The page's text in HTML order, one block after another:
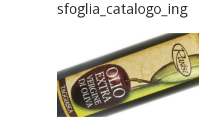
sfoglia_catalogo_ing